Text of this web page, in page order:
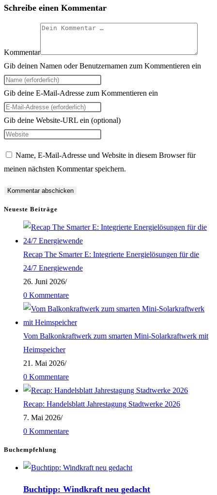
Schreibe einen Kommentar
Kommentar
Gib deinen Namen oder Benutzernamen zum Kommentieren ein
Gib deine E-Mail-Adresse zum Kommentieren ein
Gib deine Website-URL ein (optional)
Name, E-Mail-Adresse und Website in diesem Browser für
meinen nächsten Kommentar speichern.
Neueste Beiträge
Recap The Smarter E: Integrierte Energielösungen für die
24/7 Energiewende
26. Juni 2026/
0 Kommentare
Vom Balkonkraftwerk zum smarten Mini-Solarkraftwerk mit
Heimspeicher
21. Mai 2026/
0 Kommentare
Recap: Handelsblatt Jahrestagung Stadtwerke 2026
7. Mai 2026/
0 Kommentare
Buchempfehlung
Buchtipp: Windkraft neu gedacht